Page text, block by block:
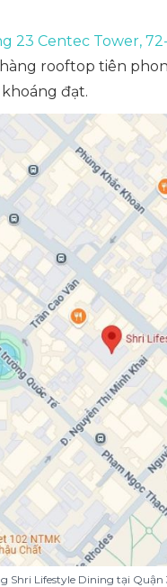
23 Centec Tower,
rooftop tiên
đạt.
Shri Lifestyle Dining tại Quận